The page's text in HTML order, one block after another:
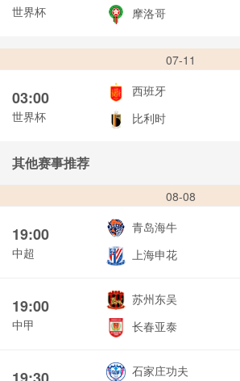
世界杯
摩洛哥
07-11
03:00
世界杯
西班牙
比利时
其他赛事推荐
08-08
19:00
中超
青岛海牛
上海申花
19:00
中甲
苏州东吴
长春亚泰
石家庄功夫